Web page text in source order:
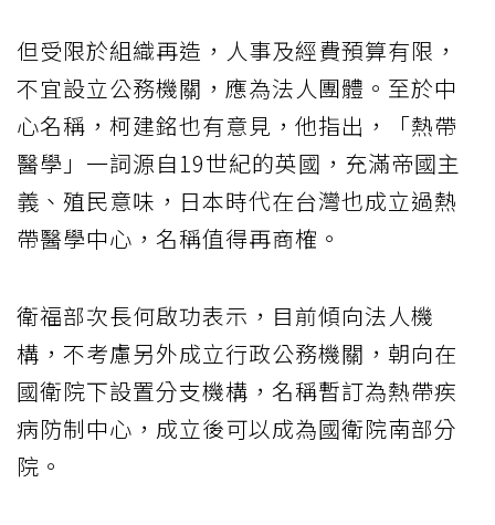
但受限於組織再造，人事及經費預算有限，
不宜設立公務機關，應為法人團體。至於中
心名稱，柯建銘也有意見，他指出，「熱帶
醫學」一詞源自19世紀的英國，充滿帝國主
義、殖民意味，日本時代在台灣也成立過熱
帶醫學中心，名稱值得再商榷。
衛福部次長何啟功表示，目前傾向法人機
構，不考慮另外成立行政公務機關，朝向在
國衛院下設置分支機構，名稱暫訂為熱帶疾
病防制中心，成立後可以成為國衛院南部分
院。